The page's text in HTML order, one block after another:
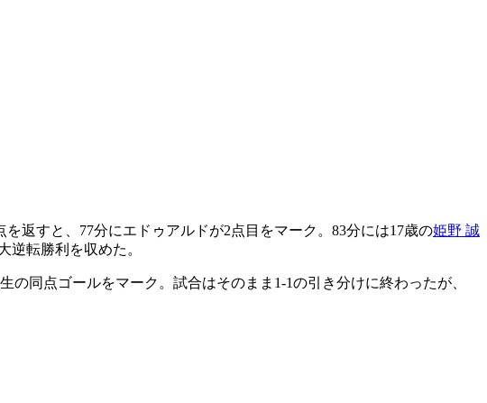
を返すと、77分にエドゥアルドが2点目をマーク。83分には17歳の姫野 誠
逆転勝利を収めた。
の同点ゴールをマーク。試合はそのまま1-1の引き分けに終わったが、